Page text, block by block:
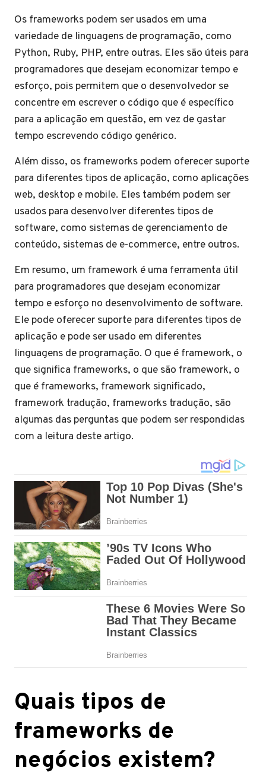
Os frameworks podem ser usados em uma
variedade de linguagens de programação, como
Python, Ruby, PHP, entre outras. Eles são úteis para
programadores que desejam economizar tempo e
esforço, pois permitem que o desenvolvedor se
concentre em escrever o código que é específico
para a aplicação em questão, em vez de gastar
tempo escrevendo código genérico.
Além disso, os frameworks podem oferecer suporte
para diferentes tipos de aplicação, como aplicações
web, desktop e mobile. Eles também podem ser
usados para desenvolver diferentes tipos de
software, como sistemas de gerenciamento de
conteúdo, sistemas de e-commerce, entre outros.
Em resumo, um framework é uma ferramenta útil
para programadores que desejam economizar
tempo e esforço no desenvolvimento de software.
Ele pode oferecer suporte para diferentes tipos de
aplicação e pode ser usado em diferentes
linguagens de programação. O que é framework, o
que significa frameworks, o que são framework, o
que é frameworks, framework significado,
framework tradução, frameworks tradução, são
algumas das perguntas que podem ser respondidas
com a leitura deste artigo.
Quais tipos de
frameworks de
negócios existem?